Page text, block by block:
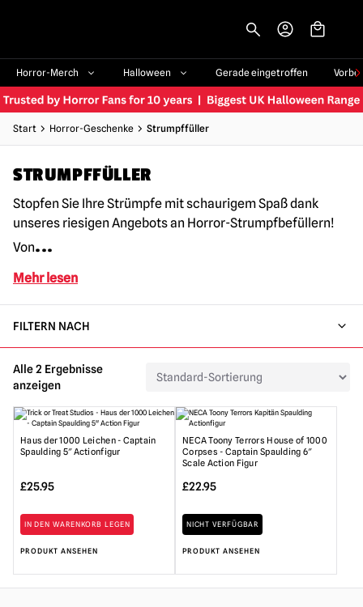
Horror-Merch Halloween Gerade eingetroffen
Start Horror-Geschenke Strumpffüller
STRUMPFFÜLLER
Stopfen Sie Ihre Strümpfe mit schaurigem Spaß dank
unseres riesigen Angebots an Horror-Strumpfbefüllern!
Von...
Mehr lesen
FILTERN NACH
Alle 2 Ergebnisse
anzeigen
Haus der 1000 Leichen - Captain
Spaulding 5″ Actionfigur
£25.95
IN DEN WARENKORB LEGEN
PRODUKT ANSEHEN
NECA Toony Terrors House of 1000
Corpses - Captain Spaulding 6″
Scale Action Figur
£22.95
NICHT VERFÜGBAR
PRODUKT ANSEHEN